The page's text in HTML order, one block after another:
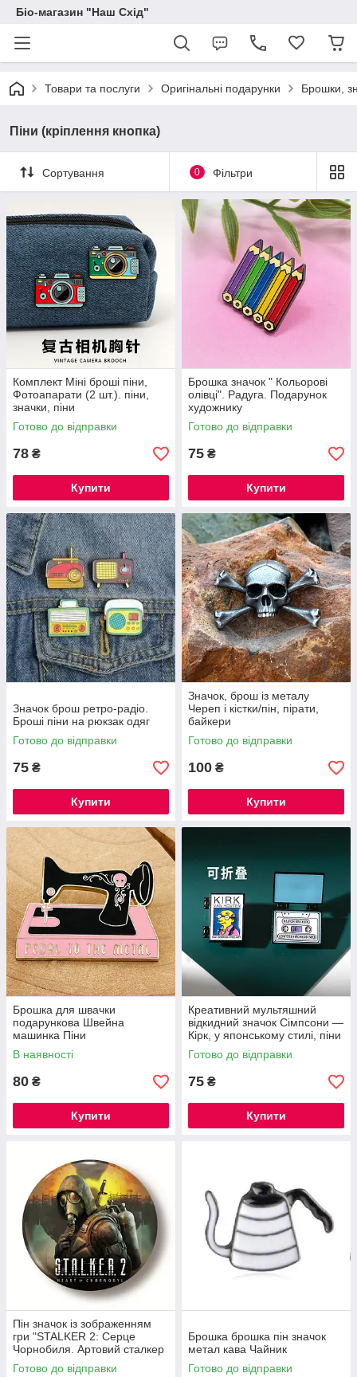
Біо-магазин "Наш Схід"
Товари та послуги Оригінальні подарунки Брошки,
Піни (кріплення кнопка)
Сортування 0 Фільтри
Комплект Міні броші піни,
Фотоапарати (2 шт.). піни,
значки, піни
Готово до відправки
78 ₴
Купити
Брошка значок " Кольорові
олівці". Радуга. Подарунок
художнику
Готово до відправки
75 ₴
Купити
Значок брош ретро-радіо.
Броші піни на рюкзак одяг
Готово до відправки
75 ₴
Купити
Значок, брош із металу
Череп і кістки/пін, пірати,
байкери
Готово до відправки
100 ₴
Купити
Брошка для швачки
подарункова Швейна
машинка Піни
В наявності
80 ₴
Купити
Креативний мультяшний
відкидний значок Сімпсони —
Кірк, у японському стилі, піни
Сімпсони
Готово до відправки
75 ₴
Купити
Пін значок із зображенням
гри "STALKER 2: Серце
Чорнобиля. Артовий сталкер
на сірому тлі"
Готово до відправки
Брошка брошка пін значок
метал кава Чайник
Готово до відправки